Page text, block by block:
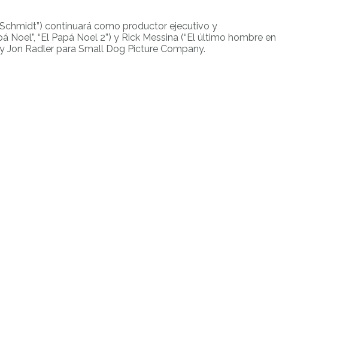
Schmidt”) continuará como productor ejecutivo y
Noel”, “El Papá Noel 2”) y Rick Messina (“El último hombre en
Jon Radler para Small Dog Picture Company.